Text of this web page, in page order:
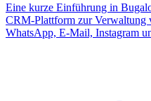
Eine kurze Einführung in
CRM-Plattform zur Verwaltung
WhatsApp, E-Mail, Instagram